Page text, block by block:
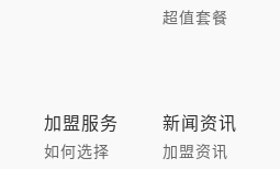
超值套餐
加盟服务
如何选择
新闻资讯
加盟资讯